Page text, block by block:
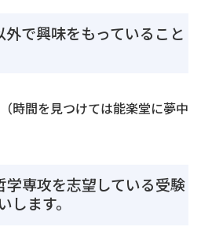
外で興味をもっていること
時間を見つけては能楽堂に夢中
学専攻を志望している受験
します。